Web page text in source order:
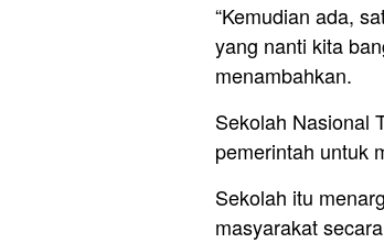
“Kemudian ada,
yang nanti kita
menambahkan.
Sekolah Nasional
pemerintah untuk
Sekolah itu
masyarakat